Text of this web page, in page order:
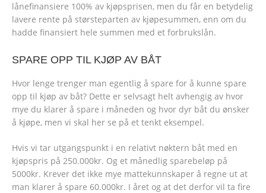
lånefinansiere 100% av kjøpsprisen, men du får en betydelig
lavere rente på størsteparten av kjøpesummen, enn om du
hadde finansiert hele summen med et forbrukslån.
SPARE OPP TIL KJØP AV BÅT
Hvor lenge trenger man egentlig å spare for å kunne spare
opp til kjøp av båt? Dette er selvsagt helt avhengig av hvor
mye du klarer å spare i måneden og hvor dyr båt du ønsker
å kjøpe, men vi skal her se på et tenkt eksempel.
Hvis vi tar utgangspunkt i en relativt nøktern båt med en
kjøpspris på 250.000kr. Og et månedlig sparebeløp på
5000kr. Krever det ikke mye mattekunnskaper å regne ut at
man klarer å spare 60.000kr. I året og at det derfor vil ta fire